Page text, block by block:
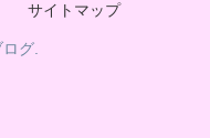
サイトマップ
グ.